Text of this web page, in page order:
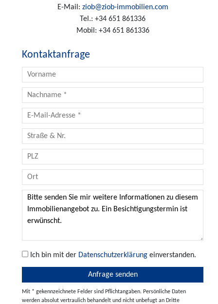
E-Mail: ziob@ziob-immobilien.com
Tel.: +34 651 861336
Mobil: +34 651 861336
Kontaktanfrage
Ich bin mit der Datenschutzerklärung einverstanden.
Mit * gekennzeichnete Felder sind Pflichtangaben. Persönliche Daten
werden absolut vertraulich behandelt und nicht unbefugt an Dritte